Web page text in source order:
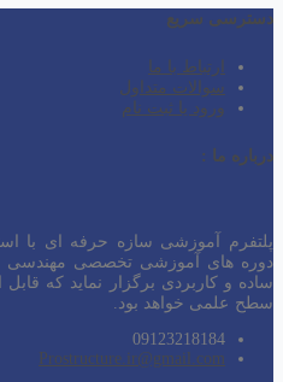
دسترسی سریع
ارتباط با ما
سوالات متداول
ورود یا ثبت نام
درباره ما :
پلتفرم آموزشی سازه حرفه ای با
دوره های آموزشی تخصصی مهندسی
ساده و کاربردی برگزار نماید که
سطح علمی خواهد بود.
09123218184
Prostructure.ir@gmail.com